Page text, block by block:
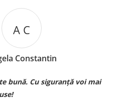
A C
Constantin
bună. Cu siguranță voi mai